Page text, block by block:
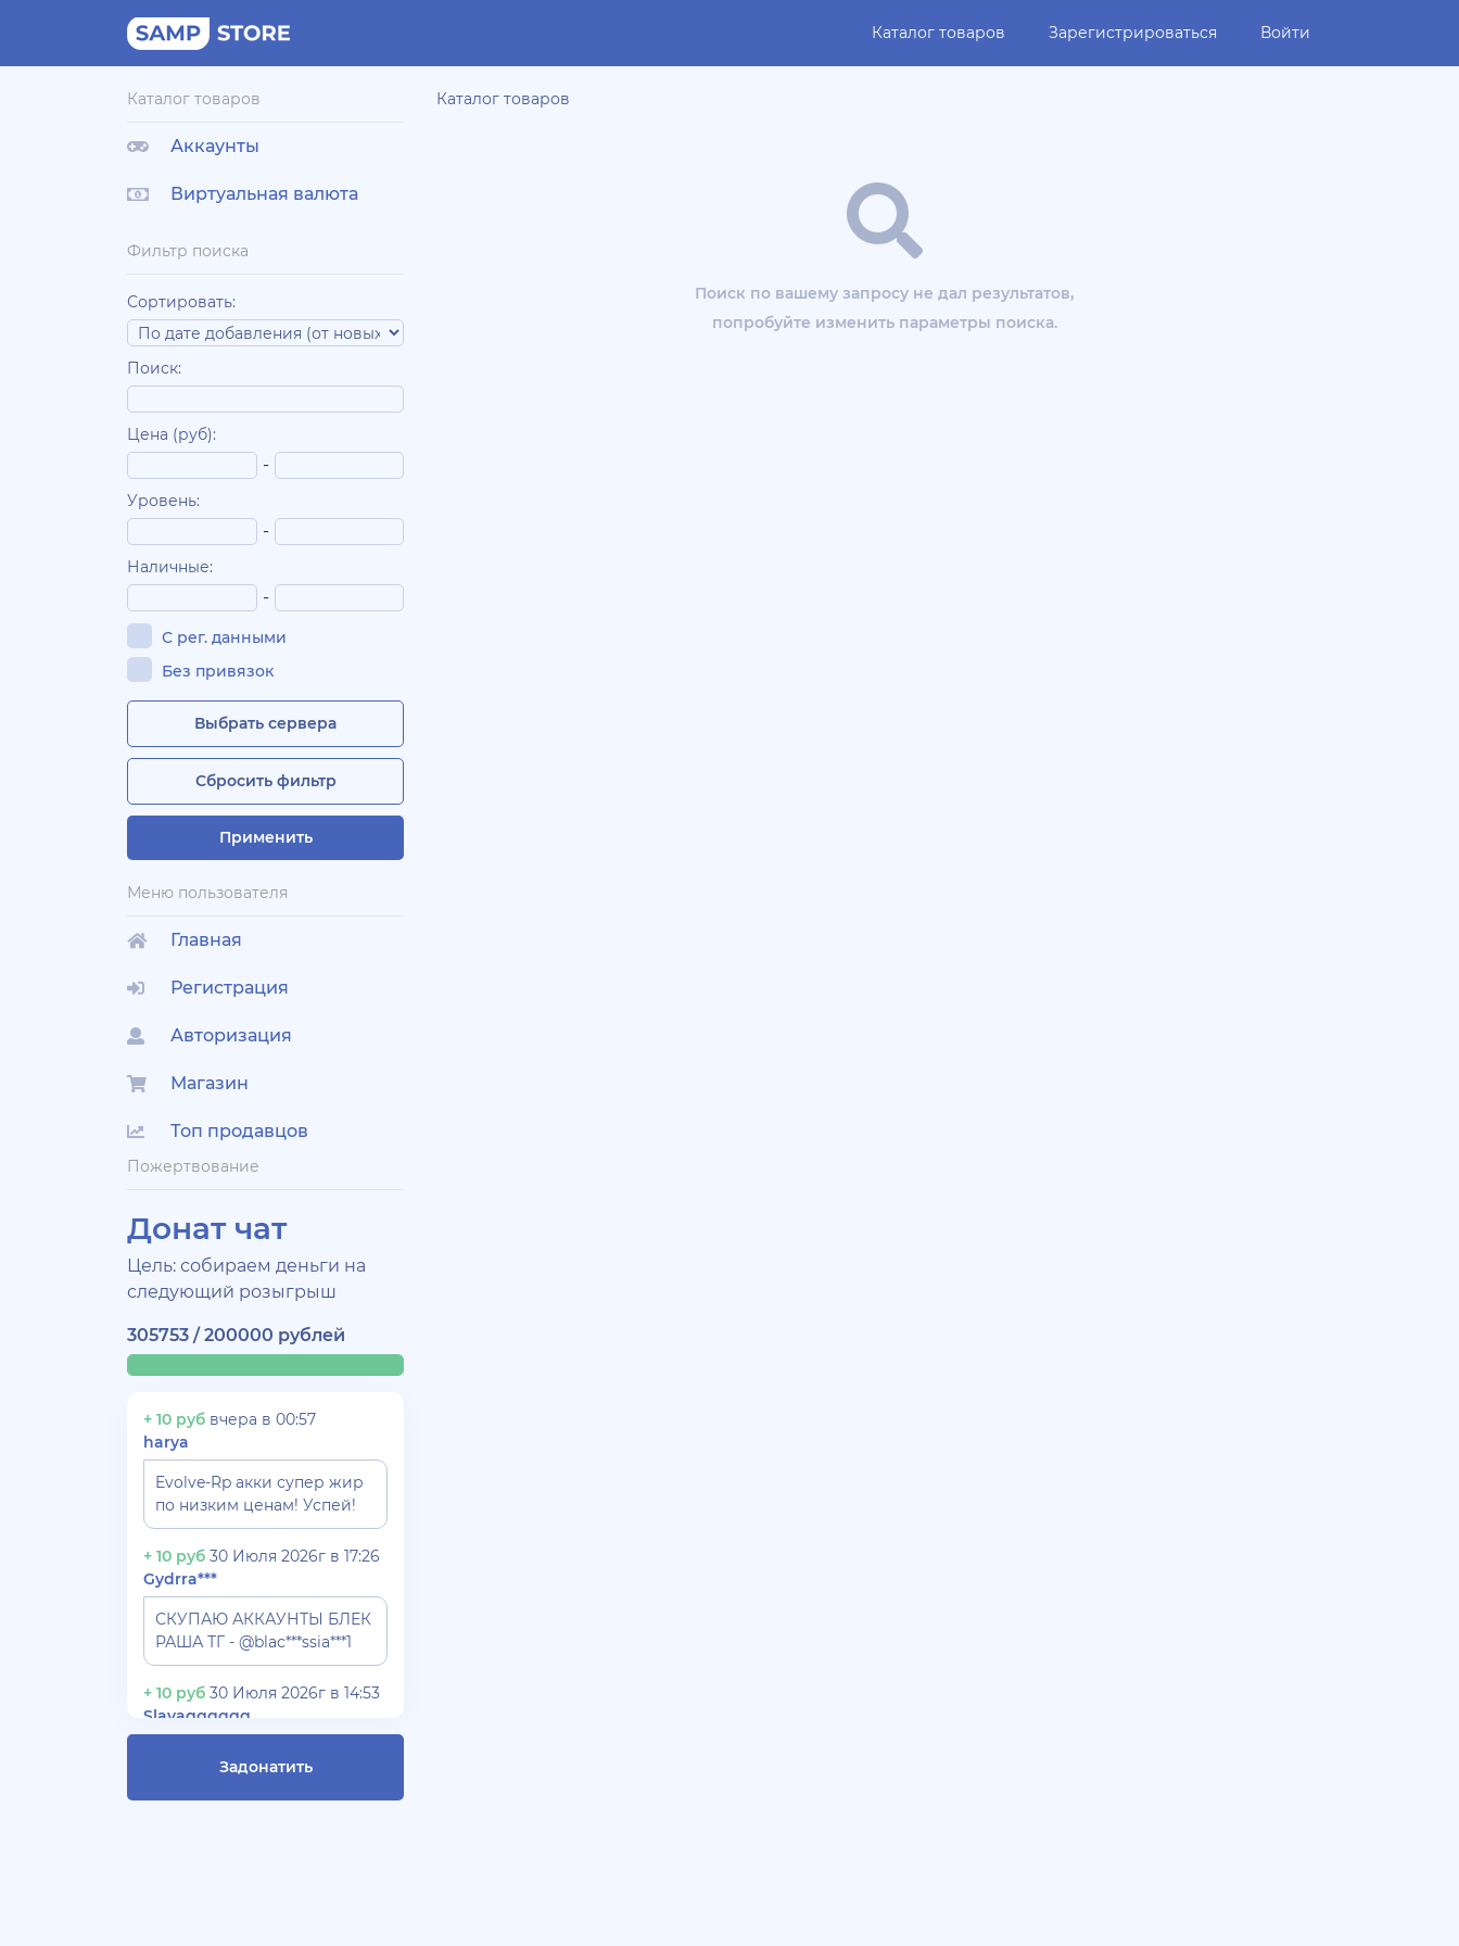
Каталог товаров Зарегистрироваться Войти
Каталог товаров
Аккаунты
Виртуальная валюта
Фильтр поиска
Сортировать:
Поиск:
Цена (руб):
-
Уровень:
-
Наличные:
-
С рег. данными
Без привязок
Выбрать сервера
Сбросить фильтр
Применить
Меню пользователя
Главная
Регистрация
Авторизация
Магазин
Топ продавцов
Пожертвование
Донат чат
Цель: собираем деньги на
следующий розыгрыш
305753 / 200000 рублей
+ 10 руб вчера в 00:57
harya
Evolve-Rp акки супер жир
по низким ценам! Успей!
+ 10 руб 30 Июля 2026г в 17:26
Gydrra***
СКУПАЮ АККАУНТЫ БЛЕК
РАША ТГ - @blac***ssia***1
+ 10 руб 30 Июля 2026г в 14:53
Slavagggggg
бюджет 450 рублей
Задонатить
Каталог товаров
Поиск по вашему запросу не дал результатов,
попробуйте изменить параметры поиска.